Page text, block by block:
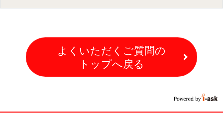
よくいただくご質問の
トップへ戻る